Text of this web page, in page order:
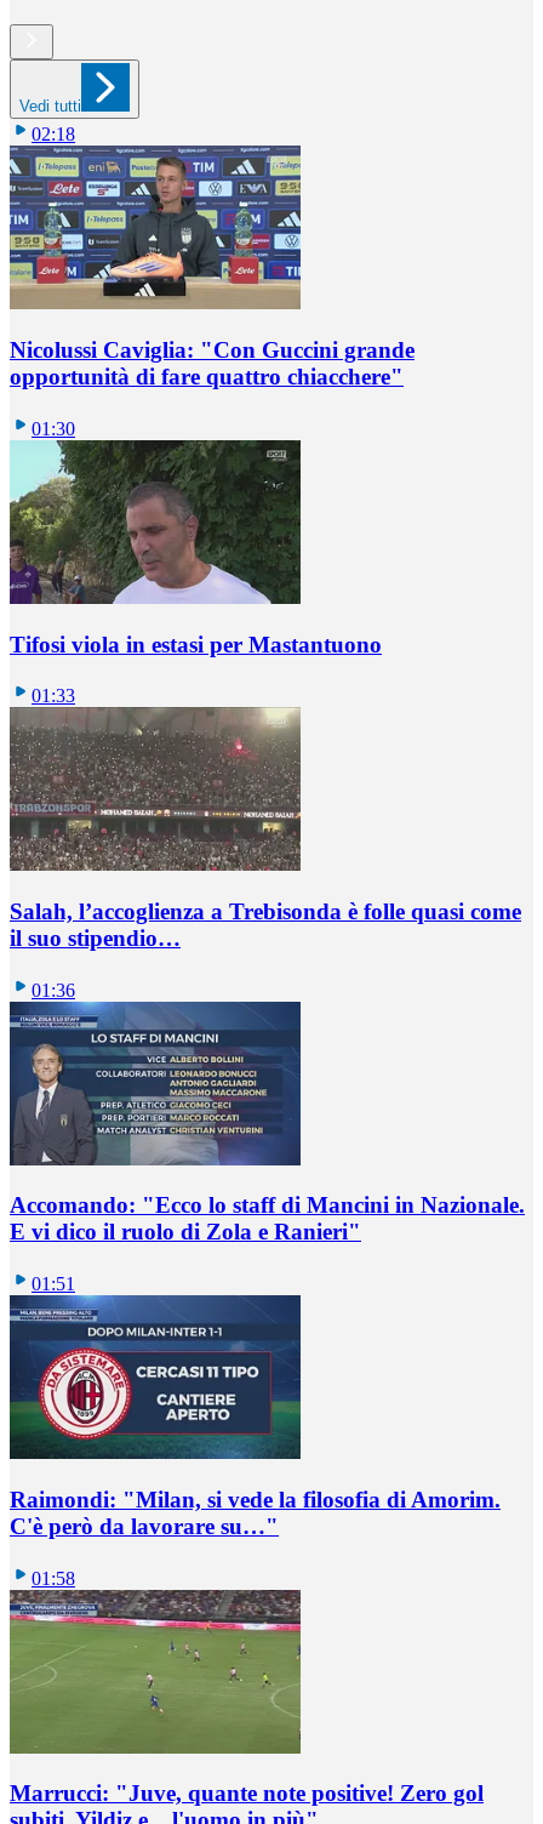
Vedi tutti
02:18
Nicolussi Caviglia: "Con Guccini grande
opportunità di fare quattro chiacchere"
01:30
Tifosi viola in estasi per Mastantuono
01:33
Salah, l’accoglienza a Trebisonda è folle quasi come
il suo stipendio…
01:36
Accomando: "Ecco lo staff di Mancini in Nazionale.
E vi dico il ruolo di Zola e Ranieri"
01:51
Raimondi: "Milan, si vede la filosofia di Amorim.
C'è però da lavorare su…"
01:58
Marrucci: "Juve, quante note positive! Zero gol